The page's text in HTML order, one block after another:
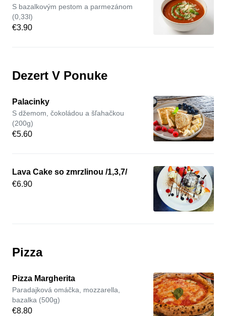
S bazalkovým pestom a parmezánom
(0,33l)
€3.90
Dezert V Ponuke
Palacinky
S džemom, čokoládou a šľahačkou
(200g)
€5.60
Lava Cake so zmrzlinou /1,3,7/
€6.90
Pizza
Pizza Margherita
Paradajková omáčka, mozzarella,
bazalka (500g)
€8.80